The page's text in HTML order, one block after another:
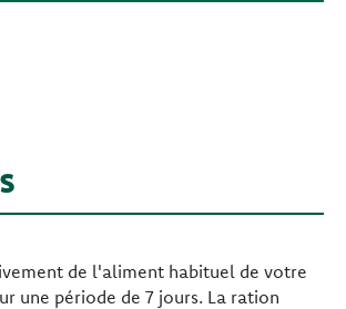
de l'aliment habituel de votre
une période de 7 jours. La ration